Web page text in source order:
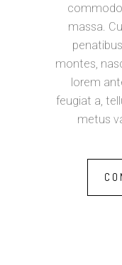
massa.
montes,
lorem
feugiat a,
metus